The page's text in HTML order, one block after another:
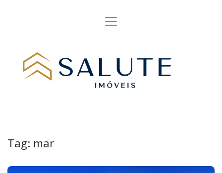
Tag: mar